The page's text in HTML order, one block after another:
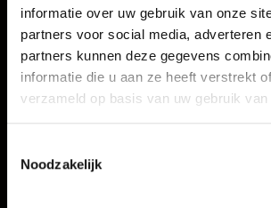
informatie over uw gebruik van onze
partners voor social media, adverteren
partners kunnen deze gegevens
informatie die u aan ze heeft verstrekt
verzameld op basis van uw gebruik
Noodzakelijk
Verkoop
Auto onderhoud
Over Autobedrijf De Baaij